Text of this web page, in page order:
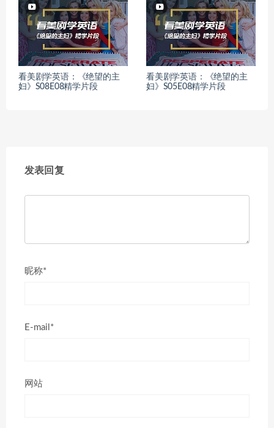
看美剧学英语：《绝望的主
妇》S08E08精学片段
看美剧学英语：《绝望的主
妇》S05E08精学片段
发表回复
昵称*
E-mail*
网站